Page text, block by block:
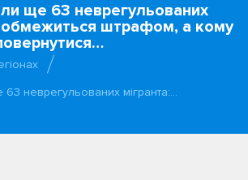
ще 63 неврегульованих
обмежиться штрафом, а кому
неврегульованих мігранта:…